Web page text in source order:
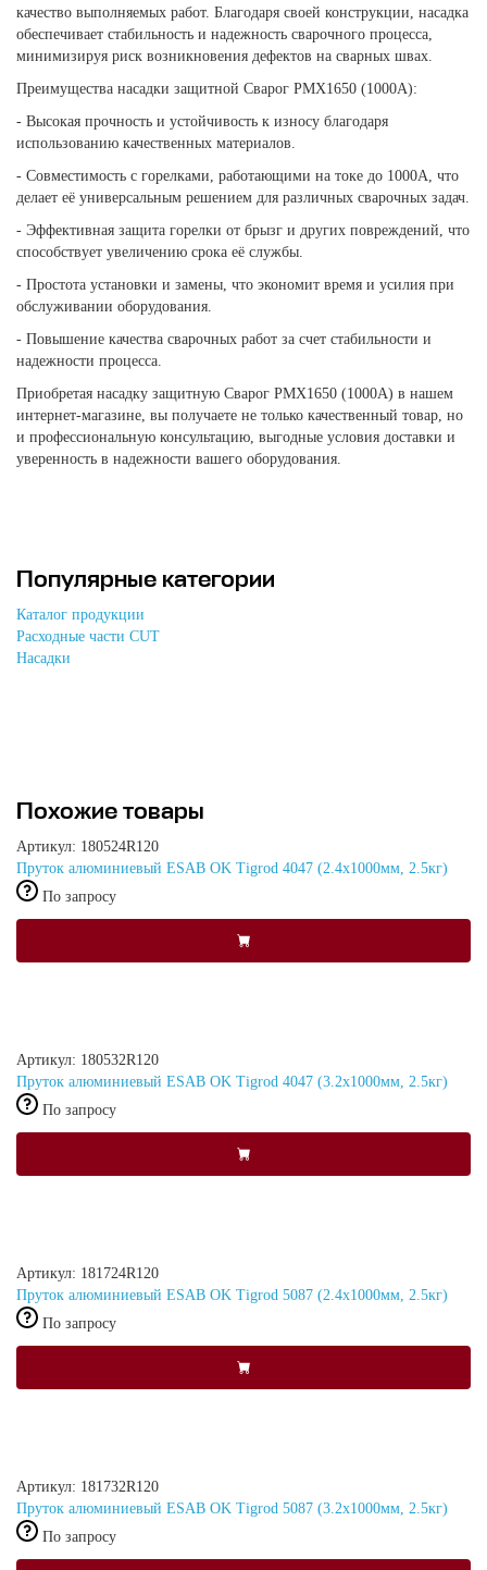
качество выполняемых работ. Благодаря своей конструкции, насадка
обеспечивает стабильность и надежность сварочного процесса,
минимизируя риск возникновения дефектов на сварных швах.
Преимущества насадки защитной Сварог PMX1650 (1000А):
- Высокая прочность и устойчивость к износу благодаря
использованию качественных материалов.
- Совместимость с горелками, работающими на токе до 1000А, что
делает её универсальным решением для различных сварочных задач.
- Эффективная защита горелки от брызг и других повреждений, что
способствует увеличению срока её службы.
- Простота установки и замены, что экономит время и усилия при
обслуживании оборудования.
- Повышение качества сварочных работ за счет стабильности и
надежности процесса.
Приобретая насадку защитную Сварог PMX1650 (1000А) в нашем
интернет-магазине, вы получаете не только качественный товар, но
и профессиональную консультацию, выгодные условия доставки и
уверенность в надежности вашего оборудования.
Популярные категории
Каталог продукции
Расходные части CUT
Насадки
Похожие товары
Артикул: 180524R120
Пруток алюминиевый ESAB OK Tigrod 4047 (2.4x1000мм, 2.5кг)
По запросу
Артикул: 180532R120
Пруток алюминиевый ESAB OK Tigrod 4047 (3.2x1000мм, 2.5кг)
По запросу
Артикул: 181724R120
Пруток алюминиевый ESAB OK Tigrod 5087 (2.4x1000мм, 2.5кг)
По запросу
Артикул: 181732R120
Пруток алюминиевый ESAB OK Tigrod 5087 (3.2x1000мм, 2.5кг)
По запросу